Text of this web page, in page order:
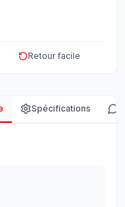
Retour facile
Spécifications